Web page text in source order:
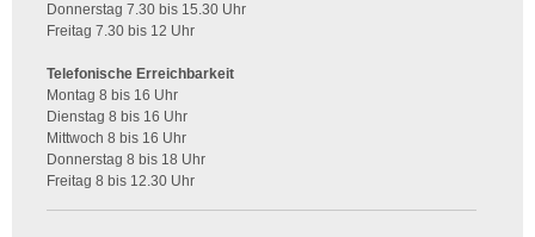
Donnerstag 7.30 bis 15.30 Uhr
Freitag 7.30 bis 12 Uhr
Telefonische Erreichbarkeit
Montag 8 bis 16 Uhr
Dienstag 8 bis 16 Uhr
Mittwoch 8 bis 16 Uhr
Donnerstag 8 bis 18 Uhr
Freitag 8 bis 12.30 Uhr